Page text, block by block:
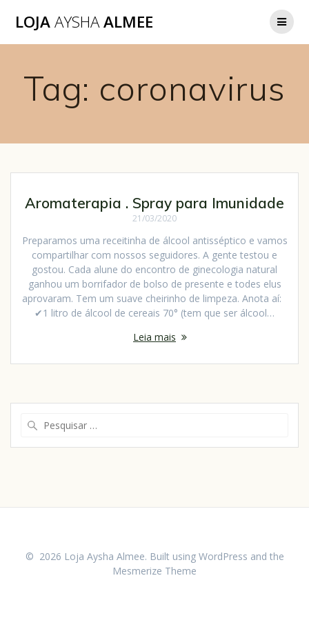
LOJAAYSHAALMEE
Tag: coronavirus
Aromaterapia . Spray para Imunidade
21/03/2020
Preparamos uma receitinha de álcool antisséptico e vamos
compartilhar com nossos seguidores. A gente testou e
gostou. Cada alune do encontro de ginecologia natural
ganhou um borrifador de bolso de presente e todes elus
aprovaram. Tem um suave cheirinho de limpeza. Anota aí:
✔1 litro de álcool de cereais 70° (tem que ser álcool…
Leia mais
© 2026 Loja Aysha Almee. Built using WordPress and the
Mesmerize Theme